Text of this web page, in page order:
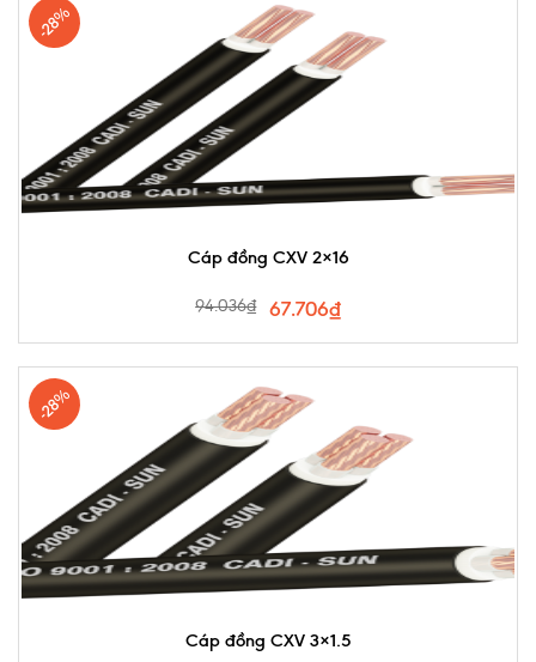
-28%
Cáp đồng CXV 2×16
94.036₫ 67.706₫
-28%
Cáp đồng CXV 3×1.5